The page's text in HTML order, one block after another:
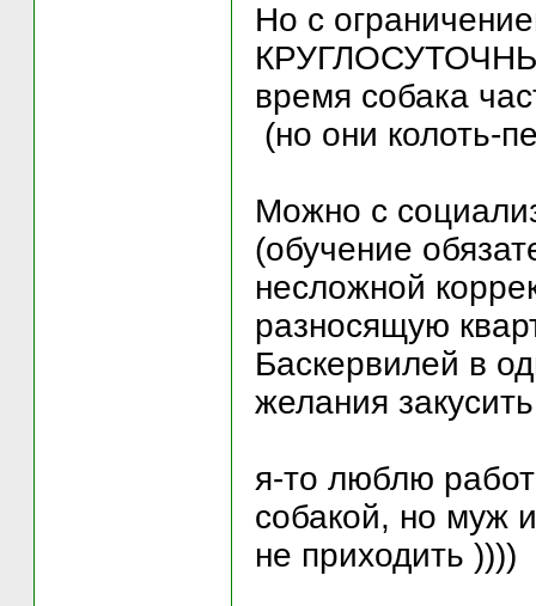
Но с
время собака
(но они колоть-
Можно с
(обучение
несложной
разносящую
Баскервилей в
желания
я-то люблю
собакой, но муж
не приходить